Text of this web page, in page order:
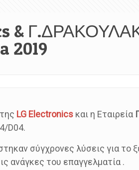
&
2019
LG Electronics και η Εταιρεία
D04.
σύγχρονες λύσεις για το
ανάγκες του επαγγελματία .